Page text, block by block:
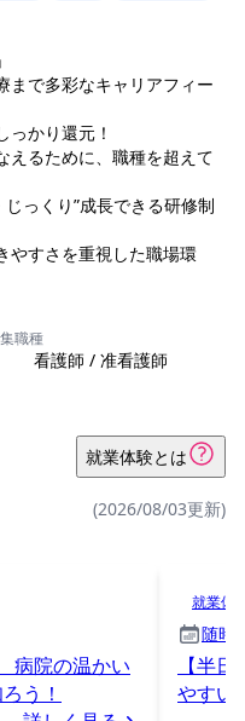
まで多彩なキャリアフィー
っかり還元！
えるために、職種を超えて
っくり”成長できる研修制
やすさを重視した職場環
職種
看護師 / 准看護師
就業体験とは
(2026/08/03更新)
病院の温かい
う！
就業体
随時
【半
やすい